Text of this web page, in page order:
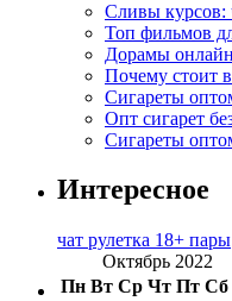
Сливы курсов:
Топ фильмов
Дорамы
Почему стоит
Сигареты
Опт сигарет
Сигареты
Интересное
чат рулетка 18+ пары
Октябрь 2022
Пн Вт Ср Чт Пт Сб